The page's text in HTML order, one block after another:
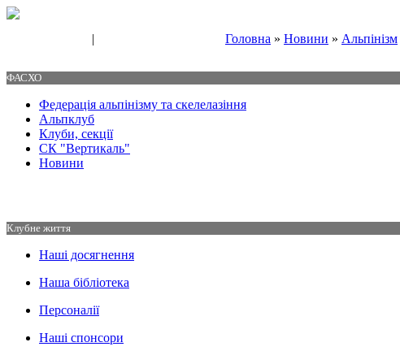
| Головна » Новини » Альпінізм
ФАСХО
Федерація альпінізму та скелелазіння
Альпклуб
Клуби, секції
СК "Вертикаль"
Новини
Клубне життя
Наші досягнення
Наша бібліотека
Персоналії
Наші спонсори